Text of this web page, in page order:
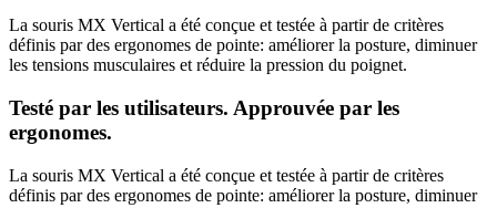
La souris MX Vertical a été conçue et testée à partir de critères
définis par des ergonomes de pointe: améliorer la posture, diminuer
les tensions musculaires et réduire la pression du poignet.
Testé par les utilisateurs. Approuvée par les
ergonomes.
La souris MX Vertical a été conçue et testée à partir de critères
définis par des ergonomes de pointe: améliorer la posture, diminuer